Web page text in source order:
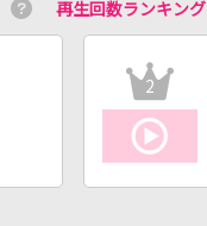
再生回数ランキング
2